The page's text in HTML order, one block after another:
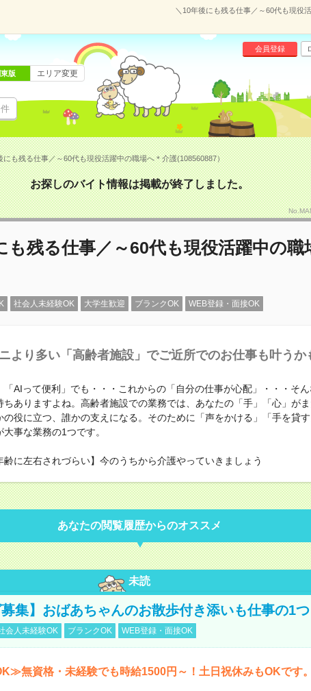
＼10年後にも残る仕事／～60代も現役
会員登録
東版 エリア変更
にも残る仕事／～60代も現役活躍中の職場へ＊介護(108560887）
お探しのバイト情報は掲載が終了しました。
も残る仕事／～60代も現役活躍中の職
社会人未経験OK 大学生歓迎 ブランクOK WEB登録・面接OK
より多い「高齢者施設」でご近所でのお仕事も叶うか
「AIって便利」でも・・・これからの「自分の仕事が心配」・・・そ
ちありますよね。高齢者施設での業務では、あなたの「手」「心」が
の役に立つ、誰かの支えになる。そのために「声をかける」「手を貸
事な業務の1つです。
齢に左右されづらい】今のうちから介護やっていきましょう
あなたの閲覧履歴からのオススメ
未読
募集】おばあちゃんのお散歩付き添いも仕事の1つ
会人未経験OK ブランクOK WEB登録・面接OK
無資格・未経験でも時給1500円～！土日祝休みもOKです。